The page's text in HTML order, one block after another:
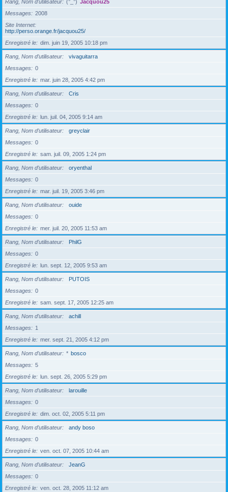
Rang, Nom d’utilisateur (°_°) Jacquou25
Messages
2008
Site Internet
http://perso.orange.fr/jacquou25/
Enregistré le
dim. juin 19, 2005 10:18 pm
Rang, Nom d’utilisateur
vivaguitarra
Messages
0
Enregistré le
mar. juin 28, 2005 4:42 pm
Rang, Nom d’utilisateur
Cris
Messages
0
Enregistré le
lun. juil. 04, 2005 9:14 am
Rang, Nom d’utilisateur
greyclair
Messages
0
Enregistré le
sam. juil. 09, 2005 1:24 pm
Rang, Nom d’utilisateur
oryenthal
Messages
0
Enregistré le
mar. juil. 19, 2005 3:46 pm
Rang, Nom d’utilisateur
ouide
Messages
0
Enregistré le
mer. juil. 20, 2005 11:53 am
Rang, Nom d’utilisateur
PhilG
Messages
0
Enregistré le
lun. sept. 12, 2005 9:53 am
Rang, Nom d’utilisateur
PUTOIS
Messages
0
Enregistré le
sam. sept. 17, 2005 12:25 am
Rang, Nom d’utilisateur
achill
Messages
1
Enregistré le
mer. sept. 21, 2005 4:12 pm
Rang, Nom d’utilisateur * bosco
Messages
5
Enregistré le
lun. sept. 26, 2005 5:29 pm
Rang, Nom d’utilisateur
larouille
Messages
0
Enregistré le
dim. oct. 02, 2005 5:11 pm
Rang, Nom d’utilisateur
andy boso
Messages
0
Enregistré le
ven. oct. 07, 2005 10:44 am
Rang, Nom d’utilisateur
JeanG
Messages
0
Enregistré le
ven. oct. 28, 2005 11:12 am